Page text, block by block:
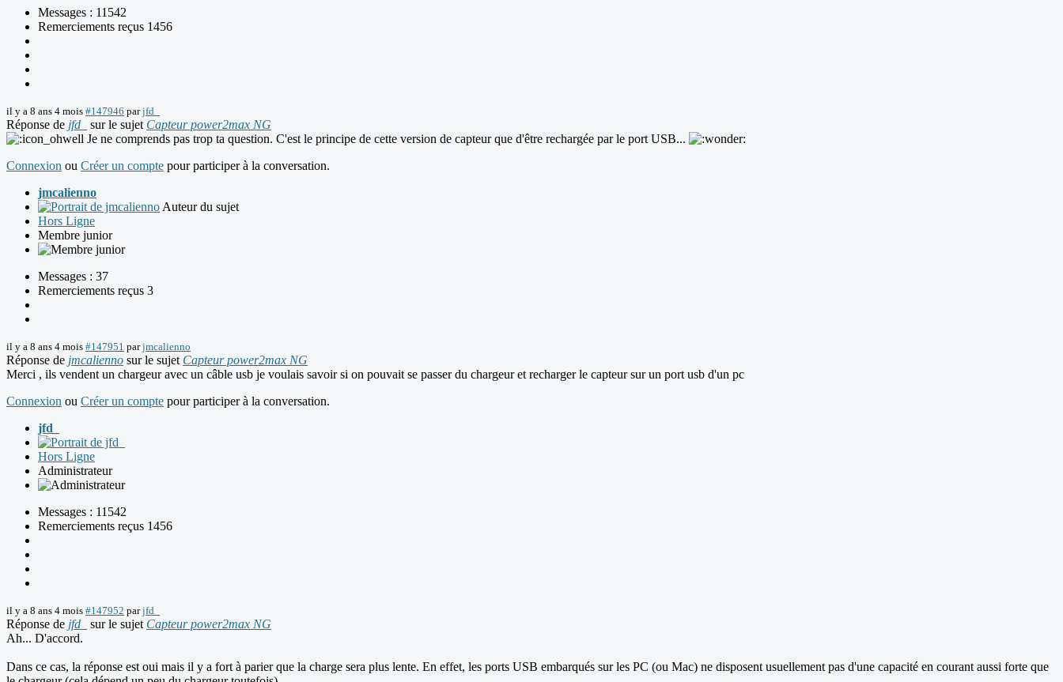
Messages : 11542
Remerciements reçus 1456
il y a 8 ans 4 mois #147946 parjfd_
Réponse de jfd_ sur le sujet Capteur power2max NG
Je ne comprends pas trop ta question. C'est le principe de cette version de capteur que d'être rechargée par le port USB...
Connexion ou Créer un compte pour participer à la conversation.
jmcalienno
Auteur du sujet
Hors Ligne
Membre junior
Messages : 37
Remerciements reçus 3
il y a 8 ans 4 mois #147951 parjmcalienno
Réponse de jmcalienno sur le sujet Capteur power2max NG
Merci , ils vendent un chargeur avec un câble usb je voulais savoir si on pouvait se passer du chargeur et recharger le capteur sur un port usb d'un pc
Connexion ou Créer un compte pour participer à la conversation.
jfd_
Hors Ligne
Administrateur
Messages : 11542
Remerciements reçus 1456
il y a 8 ans 4 mois #147952 parjfd_
Réponse de jfd_ sur le sujet Capteur power2max NG
Ah... D'accord.
Dans ce cas, la réponse est oui mais il y a fort à parier que la charge sera plus lente. En effet, les ports USB embarqués sur les PC (ou Mac) ne disposent usuellement pas d'une capacité en courant aussi forte que